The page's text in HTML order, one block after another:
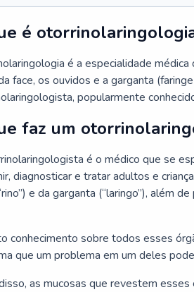
é
é a especialidade
face, os ouvidos e a garganta
popularmente
faz um
é o médico que se
diagnosticar e tratar adultos e
e da garganta (“laringo”), além
conhecimento sobre todos esses
que um problema em um deles
as mucosas que revestem